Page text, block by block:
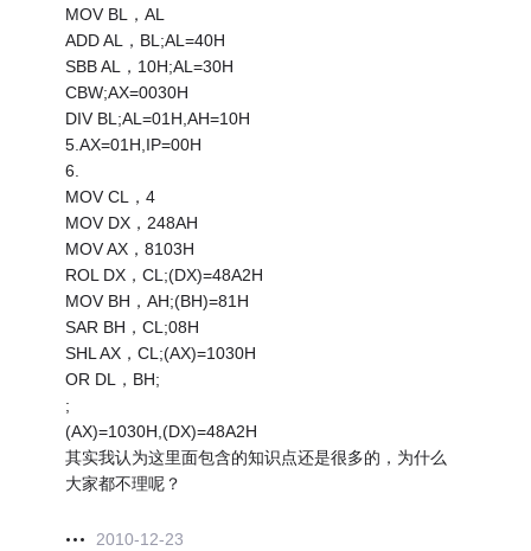
MOV BL，AL
ADD AL，BL;AL=40H
SBB AL，10H;AL=30H
CBW;AX=0030H
DIV BL;AL=01H,AH=10H
5.AX=01H,IP=00H
6.
MOV CL，4
MOV DX，248AH
MOV AX，8103H
ROL DX，CL;(DX)=48A2H
MOV BH，AH;(BH)=81H
SAR BH，CL;08H
SHL AX，CL;(AX)=1030H
OR DL，BH;
;
(AX)=1030H,(DX)=48A2H
其实我认为这里面包含的知识点还是很多的，为什么
大家都不理呢？
2010-12-23